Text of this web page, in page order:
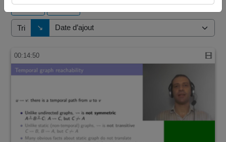
Tri ↘
Direction de tri
00:14:50